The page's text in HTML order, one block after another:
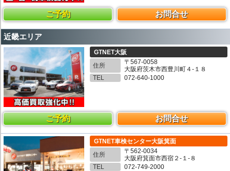
ご予約 お問合せ
近畿エリア
GTNET大阪
住所
〒567-0058
大阪府茨木市西豊川町４-１８
TEL
072-640-1000
ご予約 お問合せ
GTNET車検センター大阪箕面
住所
〒562-0034
大阪府箕面市西宿２-１-８
TEL
072-749-2000